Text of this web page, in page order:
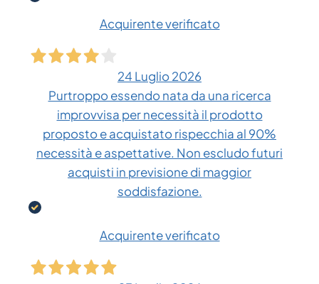
Acquirente verificato
24 Luglio 2026
Purtroppo essendo nata da una ricerca
improvvisa per necessità il prodotto
proposto e acquistato rispecchia al 90%
necessità e aspettative. Non escludo futuri
acquisti in previsione di maggior
soddisfazione.
Acquirente verificato